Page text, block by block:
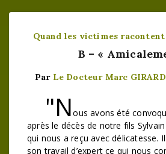
Quand les victimes
B – «
Par Le Docteur Marc GIRARD
"Nous avons été
après le décès de notre fils
qui nous a reçu avec délicatesse.
son travail d’expert ce qui nous